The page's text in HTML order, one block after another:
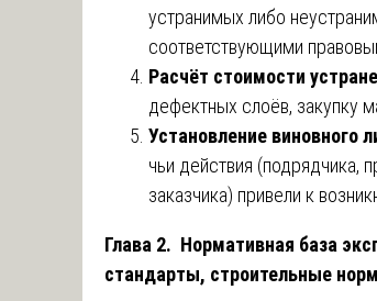
устранимых либо
соответствующими
Расчёт стоимости
дефектных слоёв, закупку
Установление виновного
чьи действия (подрядчика,
заказчика) привели к
Глава 2. Нормативная база
стандарты, строительные